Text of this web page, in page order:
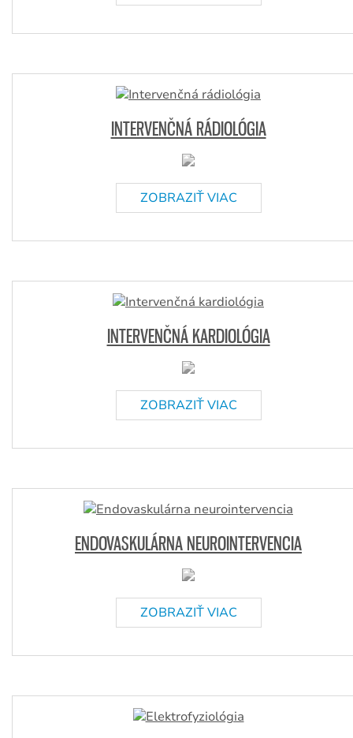
INTERVENČNÁ RÁDIOLÓGIA
ZOBRAZIŤ VIAC
INTERVENČNÁ KARDIOLÓGIA
ZOBRAZIŤ VIAC
ENDOVASKULÁRNA NEUROINTERVENCIA
ZOBRAZIŤ VIAC